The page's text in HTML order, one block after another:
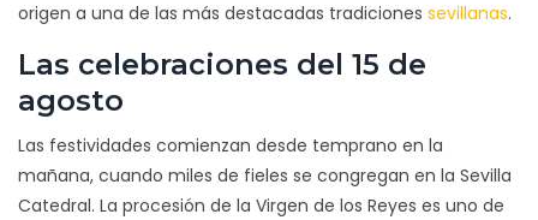
origen a una de las más destacadas tradiciones sevillanas.
Las celebraciones del 15 de
agosto
Las festividades comienzan desde temprano en la
mañana, cuando miles de fieles se congregan en la Sevilla
Catedral. La procesión de la Virgen de los Reyes es uno de